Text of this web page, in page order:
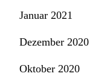
Januar 2021
Dezember 2020
Oktober 2020